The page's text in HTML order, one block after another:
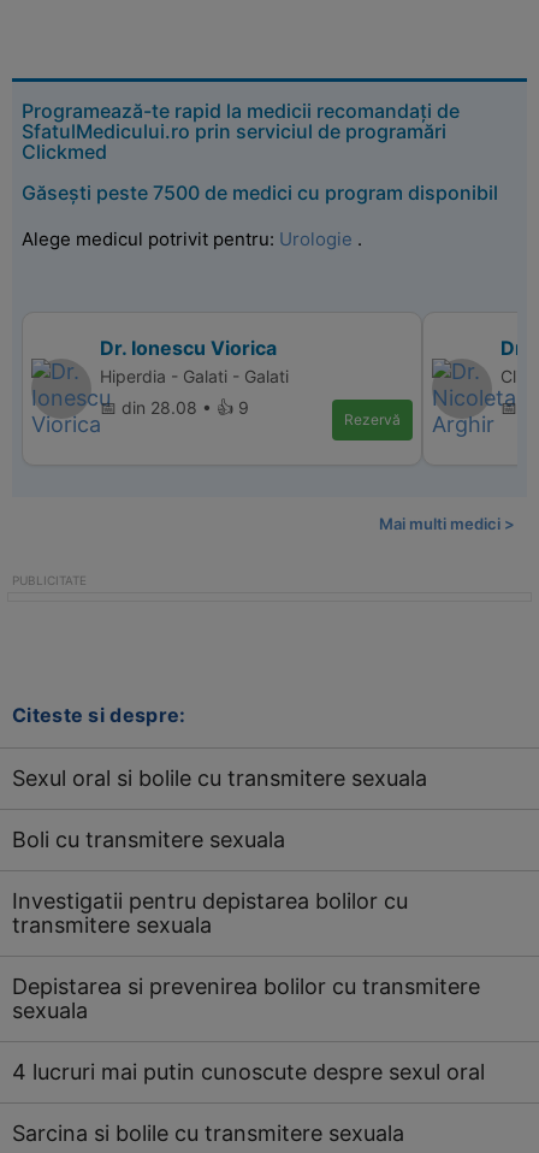
Programează-te rapid la medicii recomandați de
SfatulMedicului.ro prin serviciul de programări
Clickmed
Găsești peste 7500 de medici cu program disponibil
Alege medicul potrivit pentru: Urologie .
Dr. Ionescu Viorica
Hiperdia - Galati - Galati
📅 din 28.08 • 👍 9
Rezervă
Dr.
📅
Mai multi medici >
Citeste si despre:
Sexul oral si bolile cu transmitere sexuala
Boli cu transmitere sexuala
Investigatii pentru depistarea bolilor cu
transmitere sexuala
Depistarea si prevenirea bolilor cu transmitere
sexuala
4 lucruri mai putin cunoscute despre sexul oral
Sarcina si bolile cu transmitere sexuala